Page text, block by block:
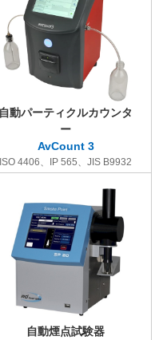
自動パーティクルカウンタ
ー
AvCount 3
ISO 4406、IP 565、JIS B9932
自動煙点試験器